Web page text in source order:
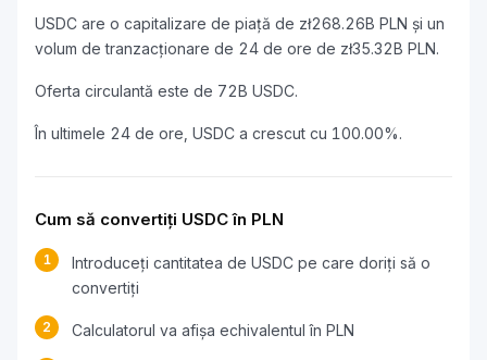
USDC are o capitalizare de piață de zł268.26B PLN și un
volum de tranzacționare de 24 de ore de zł35.32B PLN.
Oferta circulantă este de 72B USDC.
În ultimele 24 de ore, USDC a crescut cu 100.00%.
Cum să convertiți USDC în PLN
1
Introduceți cantitatea de USDC pe care doriți să o
convertiți
2 Calculatorul va afișa echivalentul în PLN